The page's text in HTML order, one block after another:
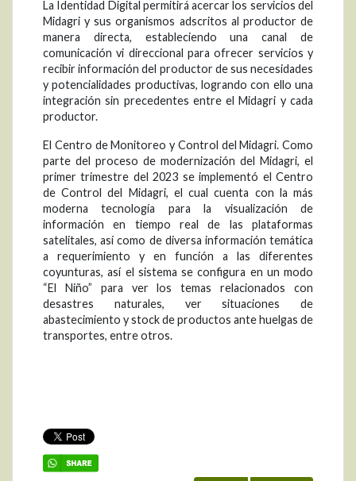
La Identidad Digital permitirá acercar los servicios del
Midagri y sus organismos adscritos al productor de
manera directa, estableciendo una canal de
comunicación vi direccional para ofrecer servicios y
recibir información del productor de sus necesidades
y potencialidades productivas, logrando con ello una
integración sin precedentes entre el Midagri y cada
productor.
El Centro de Monitoreo y Control del Midagri. Como
parte del proceso de modernización del Midagri, el
primer trimestre del 2023 se implementó el Centro
de Control del Midagri, el cual cuenta con la más
moderna tecnología para la visualización de
información en tiempo real de las plataformas
satelitales, así como de diversa información temática
a requerimiento y en función a las diferentes
coyunturas, así el sistema se configura en un modo
“El Niño” para ver los temas relacionados con
desastres naturales, ver situaciones de
abastecimiento y stock de productos ante huelgas de
transportes, entre otros.